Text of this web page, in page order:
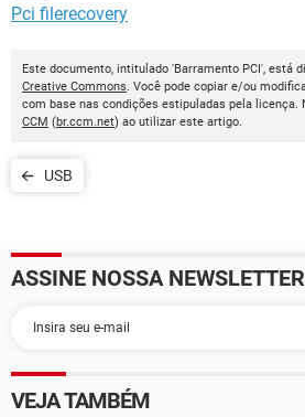
Pci filerecovery
Este documento, intitulado 'Barramento PCI', está
Creative Commons. Você pode copiar e/ou
com base nas condições estipuladas pela licença.
CCM (br.ccm.net) ao utilizar este artigo.
USB
ASSINE NOSSA
VEJA TAMBÉM